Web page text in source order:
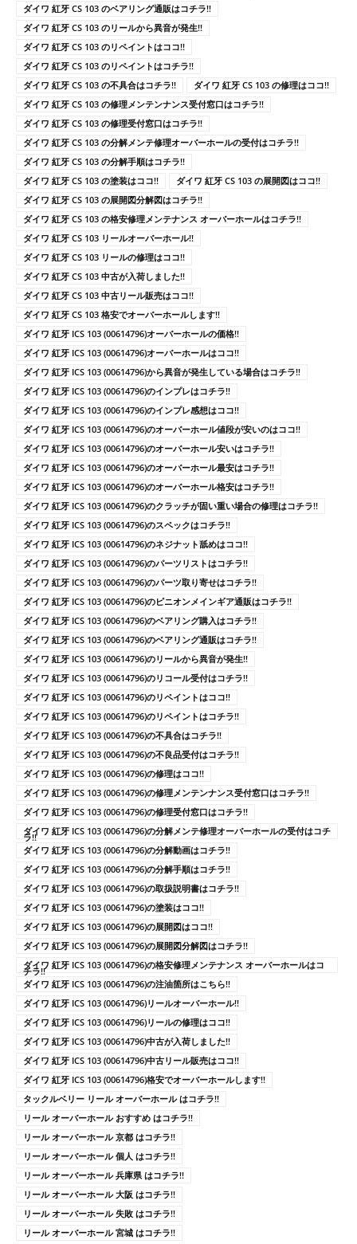
ダイワ 紅牙 CS 103 のベアリング通販はコチラ!!
ダイワ 紅牙 CS 103 のリールから異音が発生!!
ダイワ 紅牙 CS 103 のリペイントはココ!!
ダイワ 紅牙 CS 103 のリペイントはコチラ!!
ダイワ 紅牙 CS 103 の不具合はコチラ!!
ダイワ 紅牙 CS 103 の修理はココ!!
ダイワ 紅牙 CS 103 の修理メンテンナンス受付窓口はコチラ!!
ダイワ 紅牙 CS 103 の修理受付窓口はコチラ!!
ダイワ 紅牙 CS 103 の分解メンテ修理オーバーホールの受付はコチラ!!
ダイワ 紅牙 CS 103 の分解手順はコチラ!!
ダイワ 紅牙 CS 103 の塗装はココ!!
ダイワ 紅牙 CS 103 の展開図はココ!!
ダイワ 紅牙 CS 103 の展開図分解図はコチラ!!
ダイワ 紅牙 CS 103 の格安修理メンテナンス オーバーホールはコチラ!!
ダイワ 紅牙 CS 103 リールオーバーホール!!
ダイワ 紅牙 CS 103 リールの修理はココ!!
ダイワ 紅牙 CS 103 中古が入荷しました!!
ダイワ 紅牙 CS 103 中古リール販売はココ!!
ダイワ 紅牙 CS 103 格安でオーバーホールします!!
ダイワ 紅牙 ICS 103 (00614796)オーバーホールの価格!!
ダイワ 紅牙 ICS 103 (00614796)オーバーホールはココ!!
ダイワ 紅牙 ICS 103 (00614796)から異音が発生している場合はコチラ!!
ダイワ 紅牙 ICS 103 (00614796)のインプレはコチラ!!
ダイワ 紅牙 ICS 103 (00614796)のインプレ感想はココ!!
ダイワ 紅牙 ICS 103 (00614796)のオーバーホール値段が安いのはココ!!
ダイワ 紅牙 ICS 103 (00614796)のオーバーホール安いはコチラ!!
ダイワ 紅牙 ICS 103 (00614796)のオーバーホール最安はコチラ!!
ダイワ 紅牙 ICS 103 (00614796)のオーバーホール格安はコチラ!!
ダイワ 紅牙 ICS 103 (00614796)のクラッチが固い重い場合の修理はコチラ!!
ダイワ 紅牙 ICS 103 (00614796)のスペックはコチラ!!
ダイワ 紅牙 ICS 103 (00614796)のネジナット舐めはココ!!
ダイワ 紅牙 ICS 103 (00614796)のパーツリストはコチラ!!
ダイワ 紅牙 ICS 103 (00614796)のパーツ取り寄せはコチラ!!
ダイワ 紅牙 ICS 103 (00614796)のピニオンメインギア通販はコチラ!!
ダイワ 紅牙 ICS 103 (00614796)のベアリング購入はコチラ!!
ダイワ 紅牙 ICS 103 (00614796)のベアリング通販はコチラ!!
ダイワ 紅牙 ICS 103 (00614796)のリールから異音が発生!!
ダイワ 紅牙 ICS 103 (00614796)のリコール受付はコチラ!!
ダイワ 紅牙 ICS 103 (00614796)のリペイントはココ!!
ダイワ 紅牙 ICS 103 (00614796)のリペイントはコチラ!!
ダイワ 紅牙 ICS 103 (00614796)の不具合はコチラ!!
ダイワ 紅牙 ICS 103 (00614796)の不良品受付はコチラ!!
ダイワ 紅牙 ICS 103 (00614796)の修理はココ!!
ダイワ 紅牙 ICS 103 (00614796)の修理メンテンナンス受付窓口はコチラ!!
ダイワ 紅牙 ICS 103 (00614796)の修理受付窓口はコチラ!!
ダイワ 紅牙 ICS 103 (00614796)の分解メンテ修理オーバーホールの受付はコチ
ラ!!
ダイワ 紅牙 ICS 103 (00614796)の分解動画はコチラ!!
ダイワ 紅牙 ICS 103 (00614796)の分解手順はコチラ!!
ダイワ 紅牙 ICS 103 (00614796)の取扱説明書はコチラ!!
ダイワ 紅牙 ICS 103 (00614796)の塗装はココ!!
ダイワ 紅牙 ICS 103 (00614796)の展開図はココ!!
ダイワ 紅牙 ICS 103 (00614796)の展開図分解図はコチラ!!
ダイワ 紅牙 ICS 103 (00614796)の格安修理メンテナンス オーバーホールはコ
チラ!!
ダイワ 紅牙 ICS 103 (00614796)の注油箇所はこちら!!
ダイワ 紅牙 ICS 103 (00614796)リールオーバーホール!!
ダイワ 紅牙 ICS 103 (00614796)リールの修理はココ!!
ダイワ 紅牙 ICS 103 (00614796)中古が入荷しました!!
ダイワ 紅牙 ICS 103 (00614796)中古リール販売はココ!!
ダイワ 紅牙 ICS 103 (00614796)格安でオーバーホールします!!
タックルベリー リール オーバーホール はコチラ!!
リール オーバーホール おすすめ はコチラ!!
リール オーバーホール 京都 はコチラ!!
リール オーバーホール 個人 はコチラ!!
リール オーバーホール 兵庫県 はコチラ!!
リール オーバーホール 大阪 はコチラ!!
リール オーバーホール 失敗 はコチラ!!
リール オーバーホール 宮城 はコチラ!!